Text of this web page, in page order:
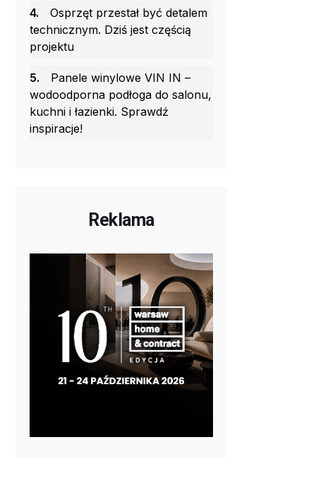
4.
Osprzęt przestał być detalem
technicznym. Dziś jest częścią
projektu
5.
Panele winylowe VIN IN –
wodoodporna podłoga do salonu,
kuchni i łazienki. Sprawdź
inspiracje!
Reklama